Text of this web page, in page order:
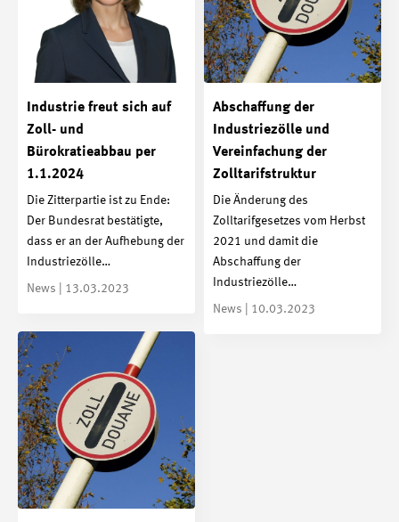
Industrie freut sich auf
Zoll- und
Bürokratieabbau per
1.1.2024
Die Zitterpartie ist zu Ende:
Der Bundesrat bestätigte,
dass er an der Aufhebung der
Industriezölle…
News | 13.03.2023
Abschaffung der
Industriezölle und
Vereinfachung der
Zolltarifstruktur
Die Änderung des
Zolltarifgesetzes vom Herbst
2021 und damit die
Abschaffung der
Industriezölle…
News | 10.03.2023